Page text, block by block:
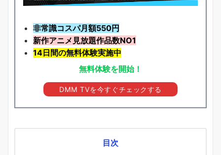
非常識コスパ月額550円
新作アニメ見放題作品数NO1
14日間の無料体験実施中
無料体験を開始！
DMM TVを今すぐチェックする
目次